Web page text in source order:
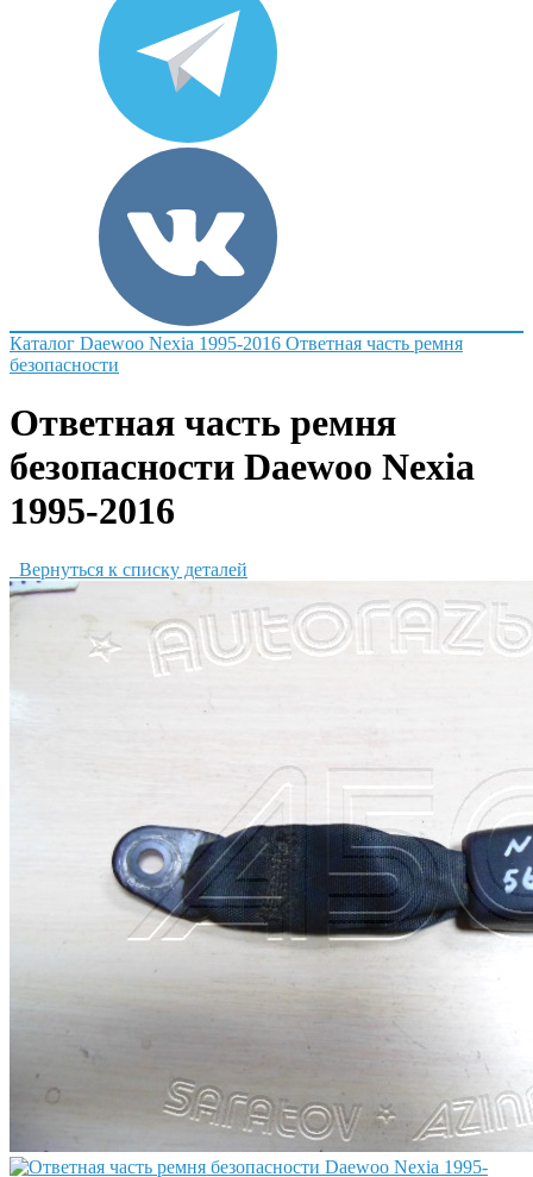
Каталог Daewoo Nexia 1995-2016 Ответная часть ремня
безопасности
Ответная часть ремня
безопасности Daewoo Nexia
1995-2016
Вернуться к списку деталей